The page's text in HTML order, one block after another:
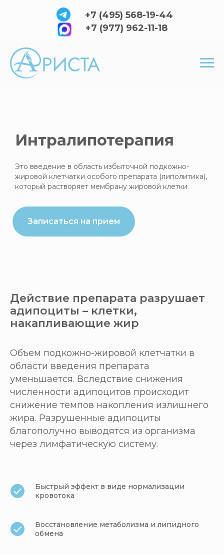
+7 (977) 962-11-18
+7 (495) 568-19-44
Интралипотерапия
Это введение в область избыточной подкожно-
жировой клетчатки особого препарата (липолитика),
который растворяет мембрану жировой клетки
Записаться на прием
Действие препарата разрушает
адипоциты – клетки,
накапливающие жир
Объем подкожно-жировой клетчатки в
области введения препарата
уменьшается. Вследствие снижения
численности адипоцитов происходит
снижение темпов накопления излишнего
жира. Разрушенные адипоциты
благополучно выводятся из организма
через лимфатическую систему.
Быстрый эффект в виде нормализации
кровотока
Восстановление метаболизма и липидного
обмена